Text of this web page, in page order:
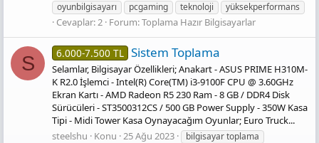
oyunbilgisayarı
pcgaming teknoloji yüksekperformans
Cevaplar: 2 Forum:Toplama Hazır Bilgisayarlar
S 6.000-7.500 TL Sistem Toplama
Selamlar, Bilgisayar Özellikleri; Anakart - ASUS PRIME H310M-
K R2.0 İşlemci - Intel(R) Core(TM) i3-9100F CPU @ 3.60GHz
Ekran Kartı - AMD Radeon R5 230 Ram - 8 GB / DDR4 Disk
Sürücüleri - ST3500312CS / 500 GB Power Supply - 350W Kasa
Tipi - Midi Tower Kasa Oynayacağım Oyunlar; Euro Truck...
steelshu
Konu 25 Ağu 2023
bilgisayar toplama